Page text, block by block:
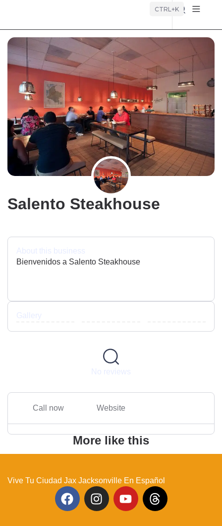
CTRL+K
Salento Steakhouse
About this business
Bienvenidos a Salento Steakhouse
Gallery
No reviews
Call now Website
More like this
Vive Tu Ciudad Jax Jacksonville En Español